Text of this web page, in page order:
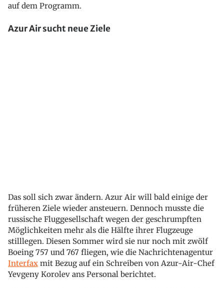
auf dem Programm.
Azur Air sucht neue Ziele
Das soll sich zwar ändern. Azur Air will bald einige der
früheren Ziele wieder ansteuern. Dennoch musste die
russische Fluggesellschaft wegen der geschrumpften
Möglichkeiten mehr als die Hälfte ihrer Flugzeuge
stilllegen. Diesen Sommer wird sie nur noch mit zwölf
Boeing 757 und 767 fliegen, wie die Nachrichtenagentur
Interfax mit Bezug auf ein Schreiben von Azur-Air-Chef
Yevgeny Korolev ans Personal berichtet.